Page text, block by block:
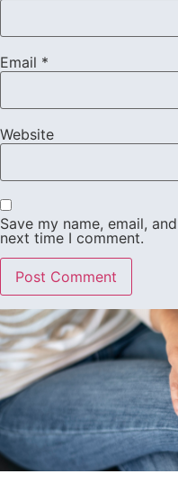
Email *
Website
Save my name, email,
next time I comment.